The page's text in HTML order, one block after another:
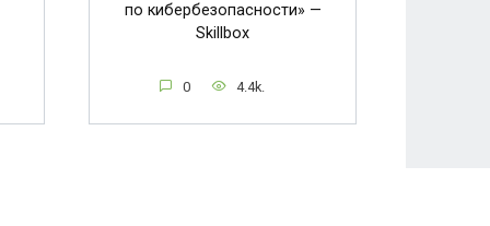
по кибербезопасности» —
Skillbox
0 4.4k.